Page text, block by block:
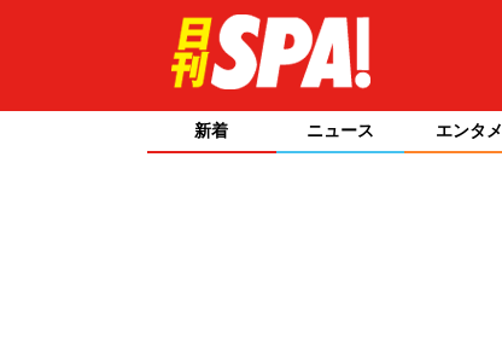
新着 ニュース エンタメ